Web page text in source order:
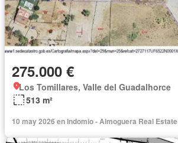
275.000 €
Los Tomillares, Valle del Guadalhorce
513 m²
10 may 2026 en Indomio - Almoguera Real Estate